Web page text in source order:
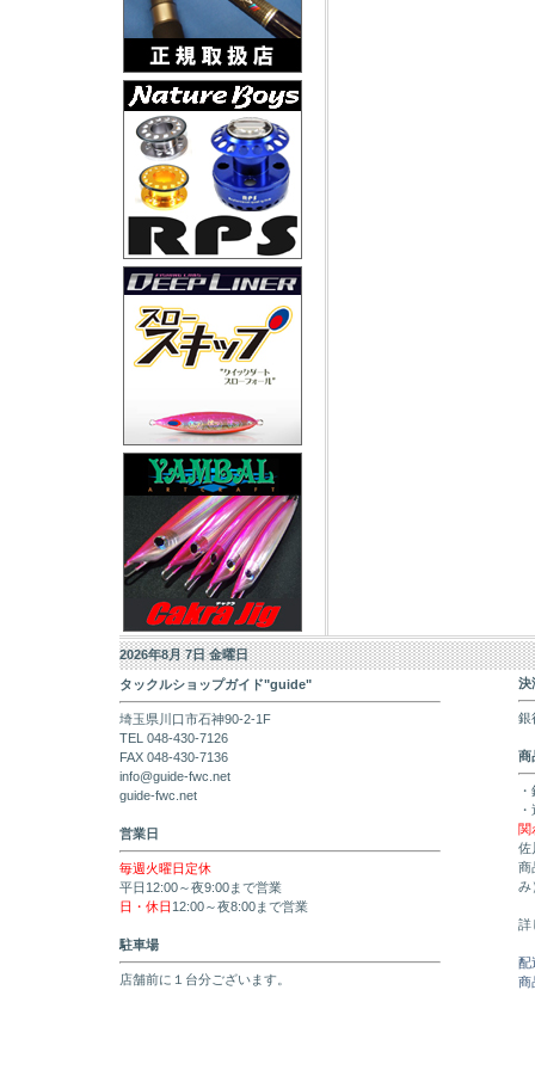
2026年8月 7日 金曜日
タックルショップガイド"guide"
埼玉県川口市石神90-2-1F
TEL 048-430-7126
FAX 048-430-7136
info@guide-fwc.net
guide-fwc.net
営業日
毎週火曜日定休
平日12:00～夜9:00まで営業
日・休日 12:00～夜8:00まで営業
駐車場
店舗前に１台分ございます。
決
銀
商
関
佐
商
み
詳
配
商